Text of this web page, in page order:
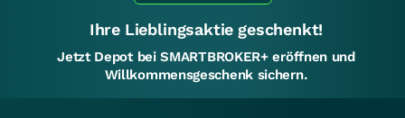
Ihre Lieblingsaktie geschenkt!
Jetzt Depot bei SMARTBROKER+ eröffnen und
Willkommensgeschenk sichern.